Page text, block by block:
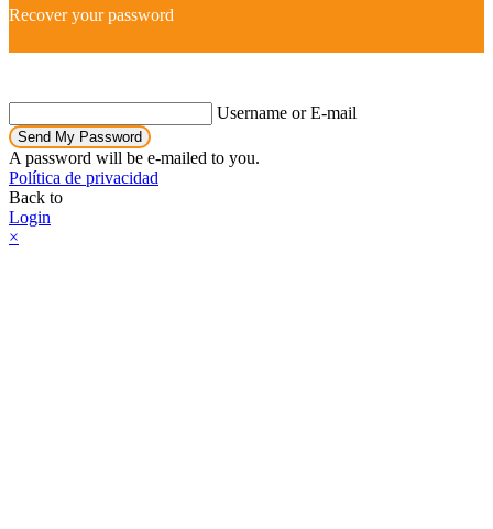
Recover your password
Username or E-mail
Send My Password
A password will be e-mailed to you.
Política de privacidad
Back to
Login
×